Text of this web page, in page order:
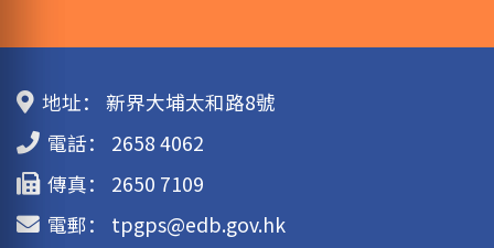
地址：
新界大埔太和路8號
電話：
2658 4062
傳真：
2650 7109
電郵：
tpgps@edb.gov.hk